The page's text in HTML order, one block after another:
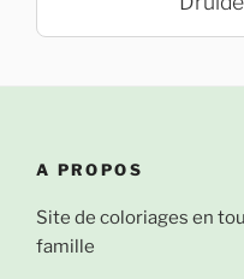
A PROPOS
Site de coloriages en
famille